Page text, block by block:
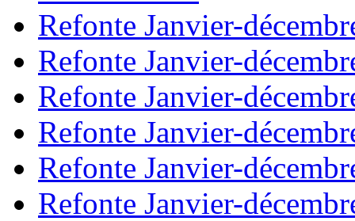
Refonte Janvier-
Refonte Janvier-
Refonte Janvier-
Refonte Janvier-
Refonte Janvier-
Refonte Janvier-